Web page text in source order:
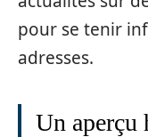
pour se tenir
adresses.
Un aperçu